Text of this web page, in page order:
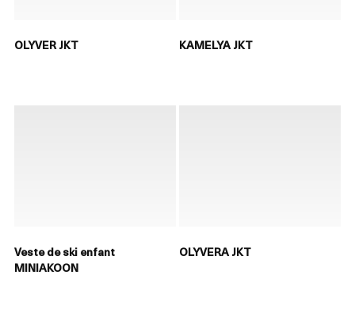
OLYVER JKT KAMELYA JKT
Veste de ski enfant
MINIAKOON
OLYVERA JKT